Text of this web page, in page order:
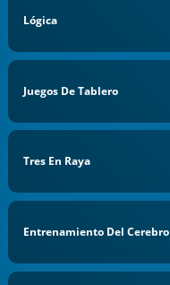
Lógica
Juegos De Tablero
Tres En Raya
Entrenamiento Del Cerebro